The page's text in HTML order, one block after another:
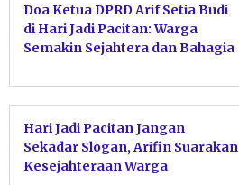
Doa Ketua DPRD Arif Setia Budi
di Hari Jadi Pacitan: Warga
Semakin Sejahtera dan Bahagia
Hari Jadi Pacitan Jangan
Sekadar Slogan, Arifin Suarakan
Kesejahteraan Warga